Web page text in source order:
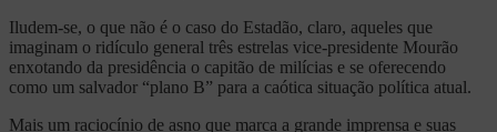
Iludem-se, o que não é o caso do Estadão, claro, aqueles que
imaginam o ridículo general três estrelas vice-presidente Mourão
enxotando da presidência o capitão de milícias e se oferecendo
como um salvador “plano B” para a caótica situação política atual.
Mais um raciocínio de asno que marca a grande imprensa e suas